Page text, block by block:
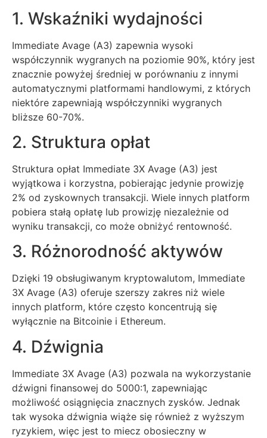
1. Wskaźniki wydajności
Immediate Avage (A3) zapewnia wysoki
współczynnik wygranych na poziomie 90%, który jest
znacznie powyżej średniej w porównaniu z innymi
automatycznymi platformami handlowymi, z których
niektóre zapewniają współczynniki wygranych
bliższe 60-70%.
2. Struktura opłat
Struktura opłat Immediate 3X Avage (A3) jest
wyjątkowa i korzystna, pobierając jedynie prowizję
2% od zyskownych transakcji. Wiele innych platform
pobiera stałą opłatę lub prowizję niezależnie od
wyniku transakcji, co może obniżyć rentowność.
3. Różnorodność aktywów
Dzięki 19 obsługiwanym kryptowalutom, Immediate
3X Avage (A3) oferuje szerszy zakres niż wiele
innych platform, które często koncentrują się
wyłącznie na Bitcoinie i Ethereum.
4. Dźwignia
Immediate 3X Avage (A3) pozwala na wykorzystanie
dźwigni finansowej do 5000:1, zapewniając
możliwość osiągnięcia znacznych zysków. Jednak
tak wysoka dźwignia wiąże się również z wyższym
ryzykiem, więc jest to miecz obosieczny w